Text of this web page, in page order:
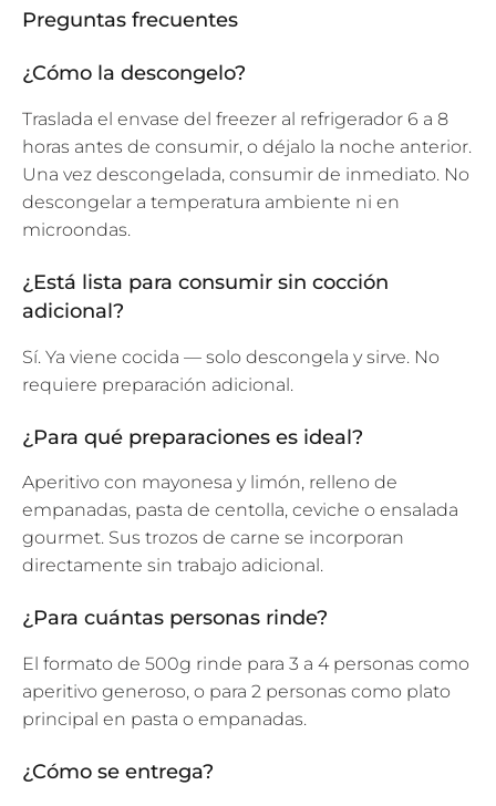
Preguntas frecuentes
¿Cómo la descongelo?
Traslada el envase del freezer al refrigerador 6 a 8
horas antes de consumir, o déjalo la noche anterior.
Una vez descongelada, consumir de inmediato. No
descongelar a temperatura ambiente ni en
microondas.
¿Está lista para consumir sin cocción
adicional?
Sí. Ya viene cocida — solo descongela y sirve. No
requiere preparación adicional.
¿Para qué preparaciones es ideal?
Aperitivo con mayonesa y limón, relleno de
empanadas, pasta de centolla, ceviche o ensalada
gourmet. Sus trozos de carne se incorporan
directamente sin trabajo adicional.
¿Para cuántas personas rinde?
El formato de 500g rinde para 3 a 4 personas como
aperitivo generoso, o para 2 personas como plato
principal en pasta o empanadas.
¿Cómo se entrega?